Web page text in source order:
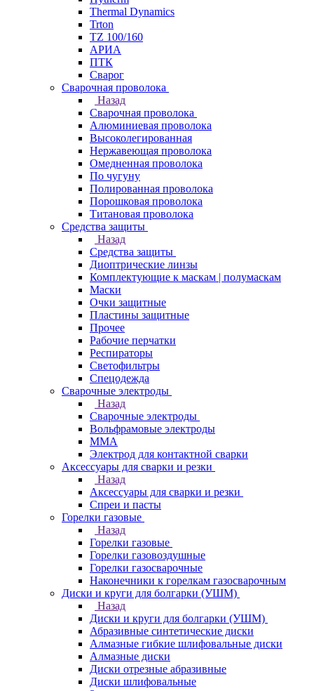
Thermal Dynamics
Trton
TZ 100/160
АРИА
ПТК
Сварог
Сварочная проволока
Назад
Сварочная проволока
Алюминиевая проволока
Высоколегированная
Нержавеющая проволока
Омедненная проволока
По чугуну
Полированная проволока
Порошковая проволока
Титановая проволока
Средства защиты
Назад
Средства защиты
Диоптрические линзы
Комплектующие к маскам | полумаскам
Маски
Очки защитные
Пластины защитные
Прочее
Рабочие перчатки
Респираторы
Светофильтры
Спецодежда
Сварочные электроды
Назад
Сварочные электроды
Вольфрамовые электроды
ММА
Электрод для контактной сварки
Аксессуары для сварки и резки
Назад
Аксессуары для сварки и резки
Спреи и пасты
Горелки газовые
Назад
Горелки газовые
Горелки газовоздушные
Горелки газосварочные
Наконечники к горелкам газосварочным
Диски и круги для болгарки (УШМ)
Назад
Диски и круги для болгарки (УШМ)
Абразивные синтетические диски
Алмазные гибкие шлифовальные диски
Алмазные диски
Диски отрезные абразивные
Диски шлифовальные